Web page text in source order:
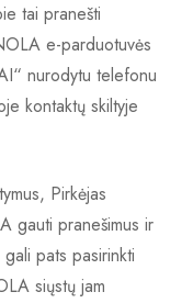
tai pranešti
e-parduotuvės
nurodytu telefonu
kontaktų skiltyje
Pirkėjas
gauti pranešimus ir
pats pasirinkti
siųstų jam